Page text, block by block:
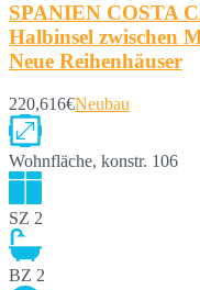
SPANIEN COSTA
Halbinsel zwischen
Neue Reihenhäuser
220,616€Neubau
Wohnfläche, konstr. 106
SZ 2
BZ 2